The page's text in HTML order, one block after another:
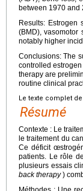
between 1970 and
Results: Estrogen
(BMD), vasomotor
notably higher
Conclusions: The
controlled
therapy are
routine clinical
Le texte complet
Résumé
Contexte : Le
le traitement du
Ce déficit
patients. Le rôle
plusieurs essais
back therapy)